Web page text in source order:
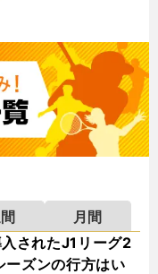
月間
されたJ1リーグ2
ズンの行方はい